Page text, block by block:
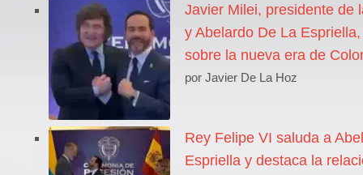
Javier Milei, presidente de
y Abelardo De La
sobre la nueva era de
por Javier De La Hoz
Rey Felipe VI saluda a
Espriella y destaca la